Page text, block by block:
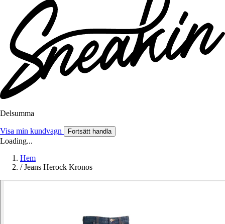
Delsumma
Visa min kundvagn Fortsätt handla
Loading...
Hem
/ Jeans Herock Kronos